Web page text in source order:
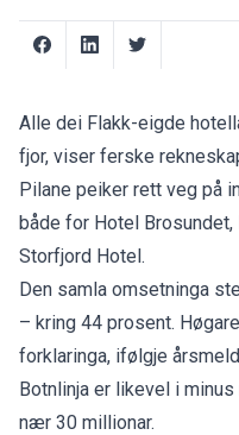
Alle dei Flakk-eigde
fjor, viser ferske
Pilane peiker rett veg på
både for Hotel
Storfjord Hotel.
Den samla omsetninga
– kring 44 prosent.
forklaringa, ifølgje
Botnlinja er likevel i
nær 30 millionar.